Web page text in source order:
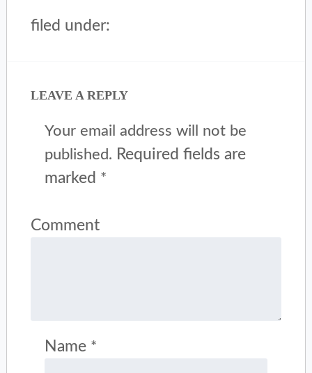
filed under:
LEAVE A REPLY
Your email address will not be
published. Required fields are
marked *
Comment
Name *